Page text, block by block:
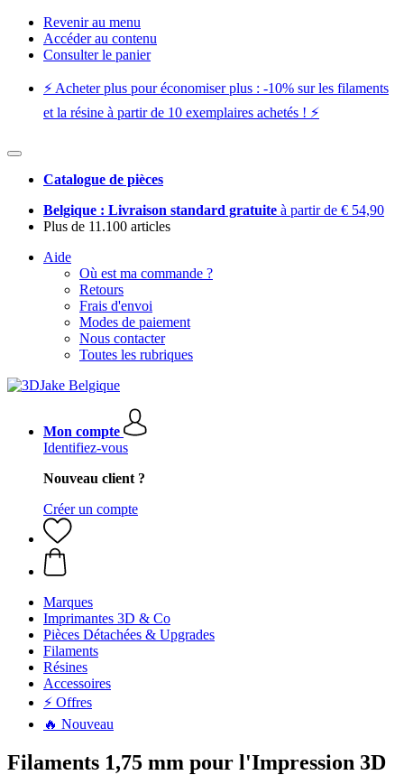
Revenir au menu
Accéder au contenu
Consulter le panier
⚡️ Acheter plus pour économiser plus : -10% sur les filaments
et la résine à partir de 10 exemplaires achetés ! ⚡️
Catalogue de pièces
Belgique : Livraison standard gratuite à partir de € 54,90
Plus de 11.100 articles
Aide
Où est ma commande ?
Retours
Frais d'envoi
Modes de paiement
Nous contacter
Toutes les rubriques
Mon compte
Identifiez-vous
Nouveau client ?
Créer un compte
Marques
Imprimantes 3D & Co
Pièces Détachées & Upgrades
Filaments
Résines
Accessoires
⚡ Offres
🔥 Nouveau
Filaments 1,75 mm pour l'Impression 3D